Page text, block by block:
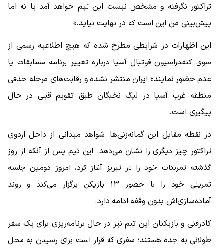
تراکتور نگرفته و مشخص نیست این تیم خواهد آمد یا نه اما
پیش‌بینی من این است که در نهایت نیاید.»
این اظهارات در شرایطی مطرح شده که هیچ اطلاعیه رسمی از
سوی کنفدراسیون فوتبال آسیا درباره تغییر برنامه مسابقات یا
عدم حضور نماینده ایران منتشر نشده و رقابت‌های مرحله حذفی
منطقه غرب آسیا در لیگ نخبگان طبق تقویم قبلی در حال
پیگیری است.
در نقطه مقابل این گمانه‌زنی‌ها، شواهد میدانی از داخل اردوی
تراکتور چیز دیگری را نشان می‌دهد. این تیم پس از آنکه از روز
گذشته تمرینات خود را در تبریز آغاز کرد، امروز دومین جلسه
تمرینی خود را با حضور ۱۳ بازیکن برگزار می‌کند و روند
آماده‌سازی‌اش بدون وقفه ادامه دارد.
کادرفنی و بازیکنان این تیم نیز در حال برنامه‌ریزی برای یک سفر
طولانی به جده هستند؛ سفری که قرار است برای رسیدن به محل